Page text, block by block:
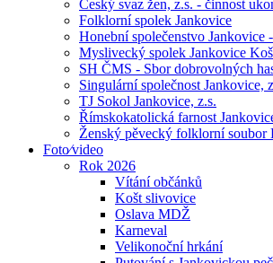
Český svaz žen, z.s. - činnost
Folklorní spolek Jankovice
Honební společenstvo Jankovice
Myslivecký spolek Jankovice
SH ČMS - Sbor dobrovolných
Singulární společnost Jankovice,
TJ Sokol Jankovice, z.s.
Římskokatolická farnost
Ženský pěvecký folklorní soubor
Foto⁄video
Rok 2026
Vítání občánků
Košt slivovice
Oslava MDŽ
Karneval
Velikonoční hrkání